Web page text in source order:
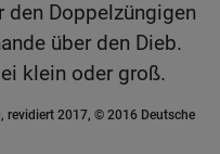
den Doppelzüngigen
über den Dieb.
klein oder groß.
revidiert 2017, © 2016 Deutsche